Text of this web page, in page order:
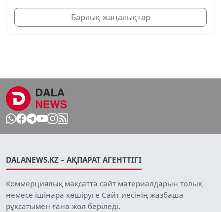
Барлық жаңалықтар
DALANEWS.KZ – АҚПАРАТ АГЕНТТІГІ
Коммерциялық мақсатта сайт материалдарын толық
немесе ішінара көшіруге Сайт иесінің жазбаша
рұқсатымен ғана жол беріледі.